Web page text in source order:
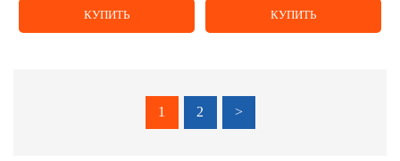
КУПИТЬ КУПИТЬ
1 2 >